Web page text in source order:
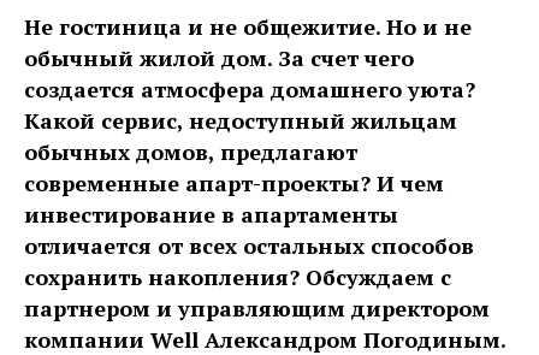
Не гостиница и не общежитие. Но и не
обычный жилой дом. За счет чего
создается атмосфера домашнего уюта?
Какой сервис, недоступный жильцам
обычных домов, предлагают
современные апарт-проекты? И чем
инвестирование в апартаменты
отличается от всех остальных способов
сохранить накопления? Обсуждаем с
партнером и управляющим директором
компании Well Александром Погодиным.